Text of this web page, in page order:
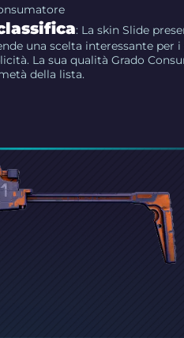
: La skin Slide
una scelta interessante per
La sua qualità Grado
della lista.